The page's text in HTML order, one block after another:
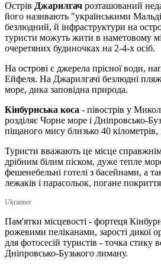
Острів Джарилгач розташований
його називають "українськими
безлюдний, й інфраструктури на
туристи можуть жити в наметовому
очеретяних будиночках на 2-4-х осіб.
На острові є джерела прісної води,
Ейфеля. На Джарилгачі безлюдні
море, дика заповідна природа.
Кінбурнська коса - півострів у
розділяє Чорне море і Дніпровсько-
піщаного мису близько 40
Туристи вважають це місце
дрібним білим піском, дуже тепле
фешенебельні готелі з басейнами, а
лежаків і парасольок, погане
Ukraиner
Пам'ятки місцевості - фортеця
рожевими пеліканами, зарості дикої
для фотосесій туристів - точка стику
Дніпровсько-Бузького лиману.